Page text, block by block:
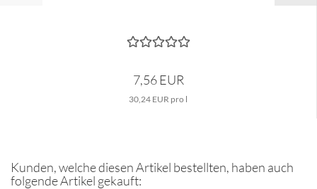
7,56 EUR
30,24 EUR pro l
Kunden, welche diesen Artikel bestellten, haben auch
folgende Artikel gekauft: